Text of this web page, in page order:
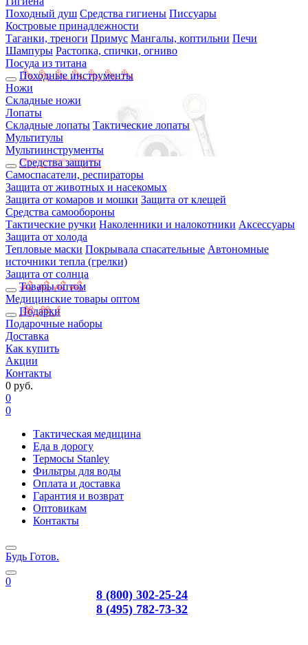
Походный душ Средства гигиены Писсуары
Костровые принадлежности
Таганки, треноги Примус Мангалы, коптильни Печи
Шампуры Растопка, спички, огниво
Посуда из титана
Походные инструменты
Ножи
Складные ножи
Лопаты
Складные лопаты Тактические лопаты
Мультитулы
Мультиинструменты
Средства защиты
Самоспасатели, респираторы
Защита от животных и насекомых
Защита от комаров и мошки Защита от клещей
Средства самообороны
Тактические ручки Наколенники и налокотники Аксессуары
Защита от холода
Тепловые маски Покрывала спасательные Автономные
источники тепла (грелки)
Защита от солнца
Товары оптом
Медицинские товары оптом
Подарки
Подарочные наборы
Доставка
Как купить
Акции
Контакты
0 руб.
0
0
Тактическая медицина
Еда в дорогу
Термосы Stanley
Фильтры для воды
Оплата и доставка
Гарантия и возврат
Оптовикам
Контакты
Будь Готов.
0
8 (800) 302-25-24
8 (495) 782-73-32